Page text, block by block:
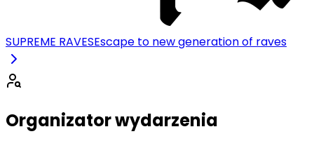
SUPREME RAVESEscape to new generation of raves
Organizator wydarzenia